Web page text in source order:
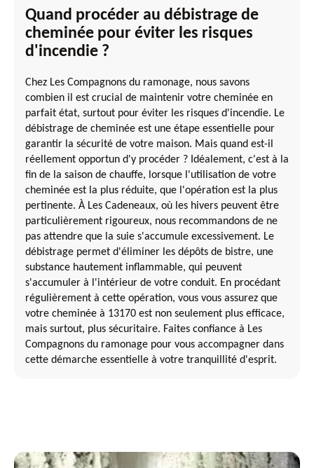
Quand procéder au débistrage de
cheminée pour éviter les risques
d'incendie ?
Chez Les Compagnons du ramonage, nous savons
combien il est crucial de maintenir votre cheminée en
parfait état, surtout pour éviter les risques d'incendie. Le
débistrage de cheminée est une étape essentielle pour
garantir la sécurité de votre maison. Mais quand est-il
réellement opportun d'y procéder ? Idéalement, c'est à la
fin de la saison de chauffe, lorsque l'utilisation de votre
cheminée est la plus réduite, que l'opération est la plus
pertinente. À Les Cadeneaux, où les hivers peuvent être
particulièrement rigoureux, nous recommandons de ne
pas attendre que la suie s'accumule excessivement. Le
débistrage permet d'éliminer les dépôts de bistre, une
substance hautement inflammable, qui peuvent
s'accumuler à l'intérieur de votre conduit. En procédant
régulièrement à cette opération, vous vous assurez que
votre cheminée à 13170 est non seulement plus efficace,
mais surtout, plus sécuritaire. Faites confiance à Les
Compagnons du ramonage pour vous accompagner dans
cette démarche essentielle à votre tranquillité d'esprit.